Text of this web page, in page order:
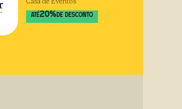
ATÉ20%DE DESCONTO